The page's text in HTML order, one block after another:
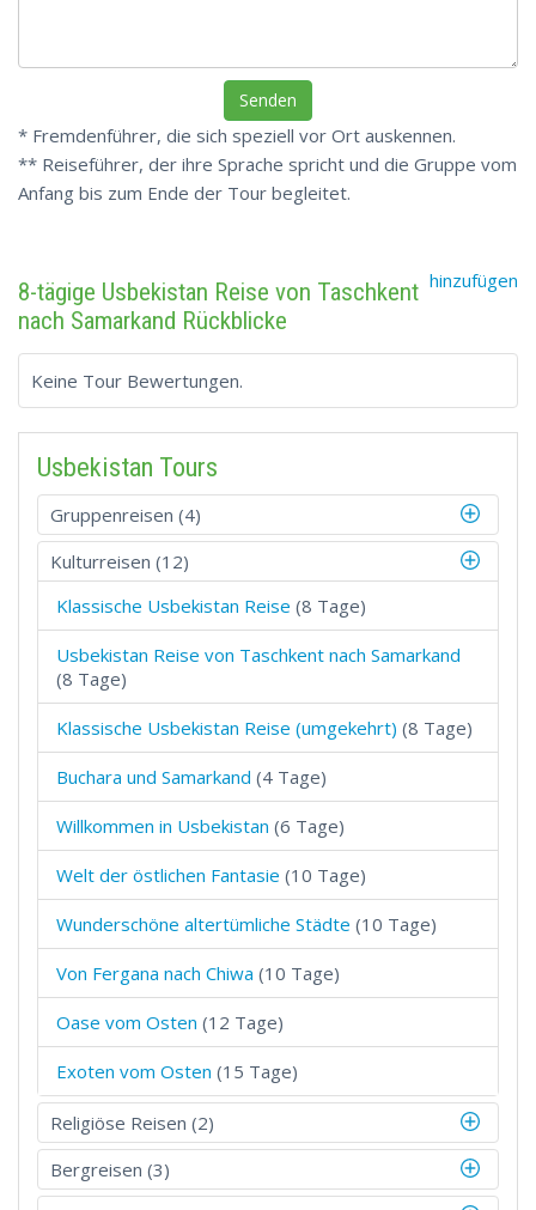
* Fremdenführer, die sich speziell vor Ort auskennen.
** Reiseführer, der ihre Sprache spricht und die Gruppe vom
Anfang bis zum Ende der Tour begleitet.
hinzufügen
8-tägige Usbekistan Reise von Taschkent
nach Samarkand Rückblicke
Keine Tour Bewertungen.
Usbekistan Tours
Gruppenreisen (4)
Kulturreisen (12)
Klassische Usbekistan Reise (8 Tage)
Usbekistan Reise von Taschkent nach Samarkand
(8 Tage)
Klassische Usbekistan Reise (umgekehrt) (8 Tage)
Buchara und Samarkand (4 Tage)
Willkommen in Usbekistan (6 Tage)
Welt der östlichen Fantasie (10 Tage)
Wunderschöne altertümliche Städte (10 Tage)
Von Fergana nach Chiwa (10 Tage)
Oase vom Osten (12 Tage)
Exoten vom Osten (15 Tage)
Religiöse Reisen (2)
Bergreisen (3)